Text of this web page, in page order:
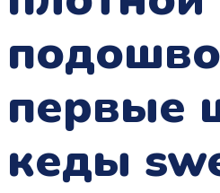
первые
кеды